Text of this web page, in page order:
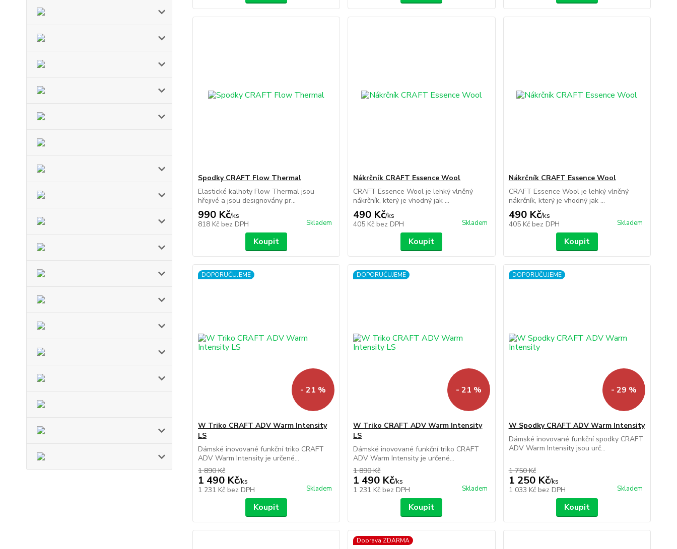
Spodky CRAFT Flow Thermal
Elastické kalhoty Flow Thermal jsou
hřejivé a jsou designovány pr...
990 Kč/ks
818 Kč bez DPH Skladem
Koupit
Nákrčník CRAFT Essence Wool
CRAFT Essence Wool je lehký vlněný
nákrčník, který je vhodný jak ...
490 Kč/ks
405 Kč bez DPH Skladem
Koupit
Nákrčník CRAFT Essence Wool
CRAFT Essence Wool je lehký vlněný
nákrčník, který je vhodný jak ...
490 Kč/ks
405 Kč bez DPH Skladem
Koupit
DOPORUČUJEME
- 21 %
W Triko CRAFT ADV Warm Intensity
LS
Dámské inovované funkční triko CRAFT
ADV Warm Intensity je určené...
1 890 Kč
1 490 Kč/ks
1 231 Kč bez DPH Skladem
Koupit
DOPORUČUJEME
- 21 %
W Triko CRAFT ADV Warm Intensity
LS
Dámské inovované funkční triko CRAFT
ADV Warm Intensity je určené...
1 890 Kč
1 490 Kč/ks
1 231 Kč bez DPH Skladem
Koupit
DOPORUČUJEME
- 29 %
W Spodky CRAFT ADV Warm Intensity
Dámské inovované funkční spodky CRAFT
ADV Warm Intensity jsou urč...
1 750 Kč
1 250 Kč/ks
1 033 Kč bez DPH Skladem
Koupit
Doprava ZDARMA